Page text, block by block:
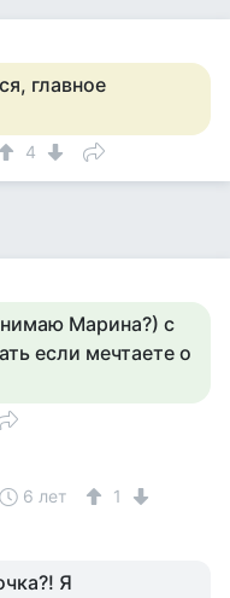
главное
4
Марина?) с
если мечтаете о
6 лет 1
Я